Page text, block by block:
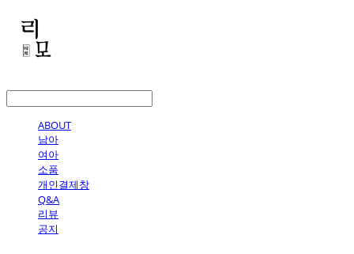
ABOUT
남아
여아
소품
개인결제창
Q&A
리뷰
공지